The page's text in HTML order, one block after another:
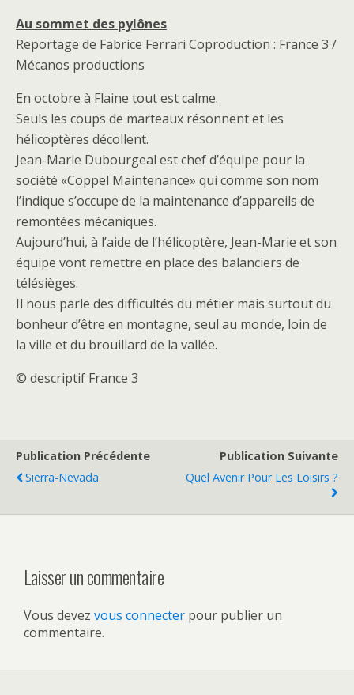
Au sommet des pylônes
Reportage de Fabrice Ferrari Coproduction : France 3 /
Mécanos productions
En octobre à Flaine tout est calme.
Seuls les coups de marteaux résonnent et les
hélicoptères décollent.
Jean-Marie Dubourgeal est chef d’équipe pour la
société «Coppel Maintenance» qui comme son nom
l’indique s’occupe de la maintenance d’appareils de
remontées mécaniques.
Aujourd’hui, à l’aide de l’hélicoptère, Jean-Marie et son
équipe vont remettre en place des balanciers de
télésièges.
Il nous parle des difficultés du métier mais surtout du
bonheur d’être en montagne, seul au monde, loin de
la ville et du brouillard de la vallée.
© descriptif France 3
Publication Précédente
Sierra-Nevada
Publication Suivante
Quel Avenir Pour Les Loisirs ?
Laisser un commentaire
Vous devez vous connecter pour publier un
commentaire.